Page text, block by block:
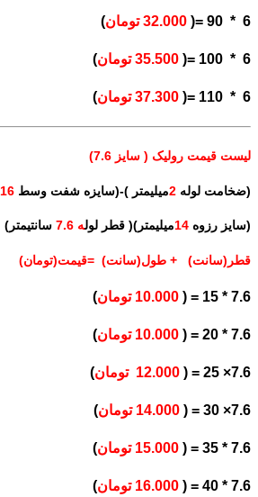
6 * 90 =(
)
6 * 100 =( 35.500 تومان )
6 * 110 =( 37.300 تومان )
لیست قیمت رولیک ( سایز 7.6)
(ضخامت لوله 2میلیمتر )-(سایزه شفت وسط 16
(سایز رزوه 14میلیمتر)( قطر لوله 7.6 سانتیمتر)
قطر(سانت) + طول(سانت) =قیمت(تومان)
7.6 * 15 = ( 10.000 تومان )
7.6 * 20 = ( 10.000 تومان )
7.6× 25 = ( 12.000 تومان )
7.6× 30 = ( 14.000 تومان )
7.6 * 35 = (
)
7.6 * 40 = (
)